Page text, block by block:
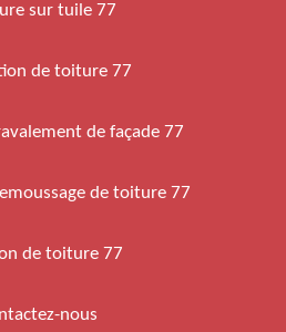
sur tuile 77
de toiture 77
de façade 77
de toiture 77
de toiture 77
nous